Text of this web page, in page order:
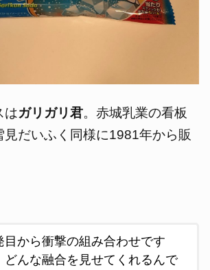
はガリガリ君。赤城乳業の看板
見だいふく同様に1981年から販
目から衝撃の組み合わせです
どんな融合を見せてくれるんで